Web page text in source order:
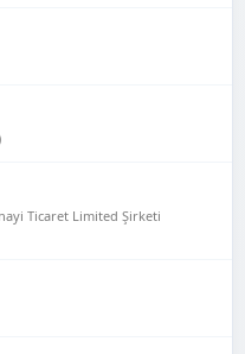
Ticaret Limited Şirketi